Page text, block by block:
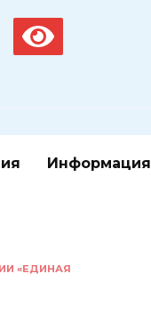
Информация
«ЕДИНАЯ